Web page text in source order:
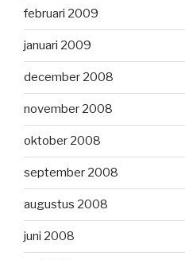
februari 2009
januari 2009
december 2008
november 2008
oktober 2008
september 2008
augustus 2008
juni 2008